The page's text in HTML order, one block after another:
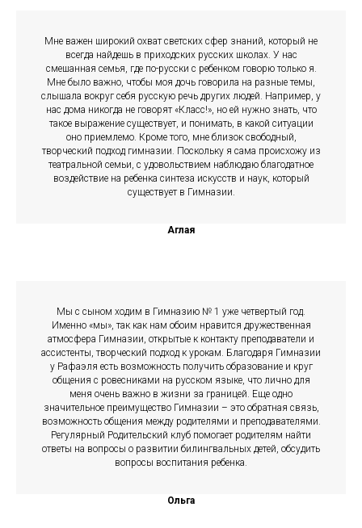
Мне важен широкий охват светских сфер знаний, который не
всегда найдешь в приходских русских школах. У нас
смешанная семья, где по-русски с ребенком говорю только я.
Мне было важно, чтобы моя дочь говорила на разные темы,
слышала вокруг себя русскую речь других людей. Например, у
нас дома никогда не говорят «Класс!», но ей нужно знать, что
такое выражение существует, и понимать, в какой ситуации
оно приемлемо. Кроме того, мне близок свободный,
творческий подход гимназии. Поскольку я сама происхожу из
театральной семьи, с удовольствием наблюдаю благодатное
воздействие на ребенка синтеза искусств и наук, который
существует в Гимназии.
Аглая
Мы с сыном ходим в Гимназию № 1 уже четвертый год.
Именно «мы», так как нам обоим нравится дружественная
атмосфера Гимназии, открытые к контакту преподаватели и
ассистенты, творческий подход к урокам. Благодаря Гимназии
у Рафаэля есть возможность получить образование и круг
общения с ровесниками на русском языке, что лично для
меня очень важно в жизни за границей. Еще одно
значительное преимущество Гимназии – это обратная связь,
возможность общения между родителями и преподавателями.
Регулярный Родительский клуб помогает родителям найти
ответы на вопросы о развитии билингвальных детей, обсудить
вопросы воспитания ребенка.
Ольга